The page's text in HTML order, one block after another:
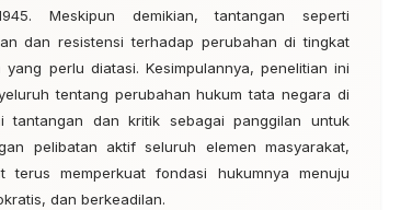
Meskipun demikian, tantangan seperti
dan resistensi terhadap perubahan di tingkat
perlu diatasi. Kesimpulannya, penelitian ini
tentang perubahan hukum tata negara di
tantangan dan kritik sebagai panggilan untuk
pelibatan aktif seluruh elemen masyarakat,
terus memperkuat fondasi hukumnya menuju
dan berkeadilan.